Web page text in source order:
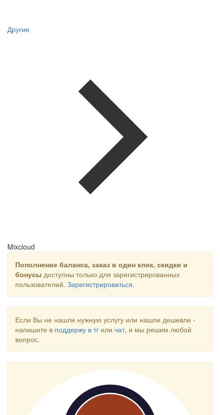
Другие
Mixcloud
Пополнение баланса, заказ в один клик, скидки и
бонусы доступны только для зарегистрированных
пользователей. Зарегистрироваться.
Если Вы не нашли нужную услугу или нашли дешевле -
напишите в поддержу в тг или чат, и мы решим любой
вопрос.